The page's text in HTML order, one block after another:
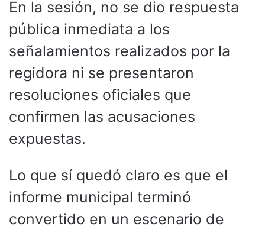
En la sesión, no se dio respuesta
pública inmediata a los
señalamientos realizados por la
regidora ni se presentaron
resoluciones oficiales que
confirmen las acusaciones
expuestas.
Lo que sí quedó claro es que el
informe municipal terminó
convertido en un escenario de